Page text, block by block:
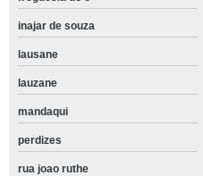
inajar de souza
lausane
lauzane
mandaqui
perdizes
rua joao ruthe